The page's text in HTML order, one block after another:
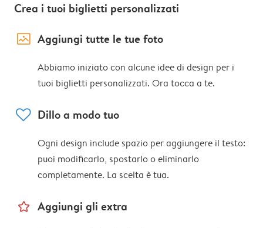
Crea i tuoi biglietti personalizzati
image_placeholder Aggiungi tutte le tue foto
Abbiamo iniziato con alcune idee di design per i
tuoi biglietti personalizzati. Ora tocca a te.
heart Dillo a modo tuo
Ogni design include spazio per aggiungere il testo:
puoi modificarlo, spostarlo o eliminarlo
completamente. La scelta è tua.
star_outline Aggiungi gli extra